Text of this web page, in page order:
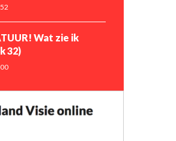
Wat zie ik
32)